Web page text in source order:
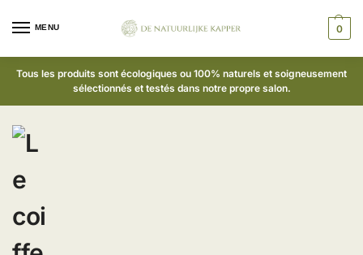
MENU 0
Tous les produits sont écologiques ou 100% naturels et soigneusement
sélectionnés et testés dans notre propre salon.